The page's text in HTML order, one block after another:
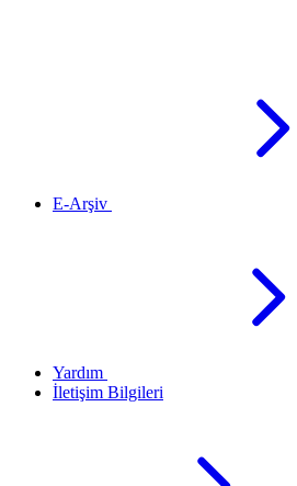
E-Arşiv
Yardım
İletişim Bilgileri